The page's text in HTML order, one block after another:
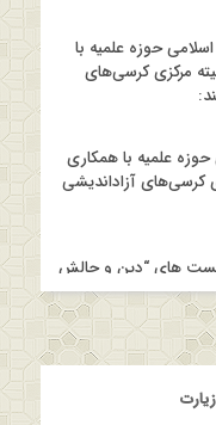
حوزه علمیه با
مرکزی کرسی‌های
علمیه با همکاری
کرسی‌های آزاداندیشی
های “دین و چالش
برگزار می شود.
پیشینه // تقریرها //